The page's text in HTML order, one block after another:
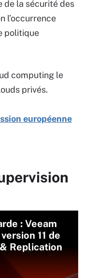
de la sécurité des
l’occurrence
politique
computing le
privés.
européenne
: Veeam
11 de
Replication